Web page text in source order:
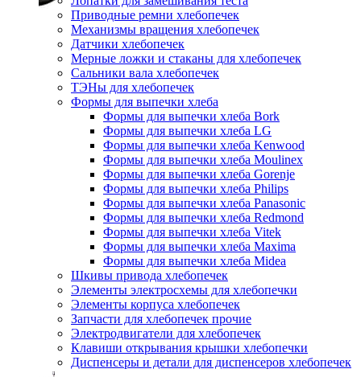
Приводные ремни хлебопечек
Механизмы вращения хлебопечек
Датчики хлебопечек
Мерные ложки и стаканы для хлебопечек
Сальники вала хлебопечек
ТЭНы для хлебопечек
Формы для выпечки хлеба
Формы для выпечки хлеба Bork
Формы для выпечки хлеба LG
Формы для выпечки хлеба Kenwood
Формы для выпечки хлеба Moulinex
Формы для выпечки хлеба Gorenje
Формы для выпечки хлеба Philips
Формы для выпечки хлеба Panasonic
Формы для выпечки хлеба Redmond
Формы для выпечки хлеба Vitek
Формы для выпечки хлеба Maxima
Формы для выпечки хлеба Midea
Шкивы привода хлебопечек
Элементы электросхемы для хлебопечки
Элементы корпуса хлебопечек
Запчасти для хлебопечек прочие
Электродвигатели для хлебопечек
Клавиши открывания крышки хлебопечки
Диспенсеры и детали для диспенсеров хлебопечек